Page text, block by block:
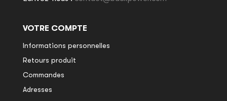
VOTRE COMPTE
Informations personnelles
Retours produit
Commandes
Adresses